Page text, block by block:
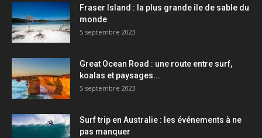
Fraser Island : la plus grande île de sable du
monde
5 septembre 2023
Great Ocean Road : une route entre surf,
koalas et paysages...
5 septembre 2023
Surf trip en Australie : les événements à ne
pas manquer